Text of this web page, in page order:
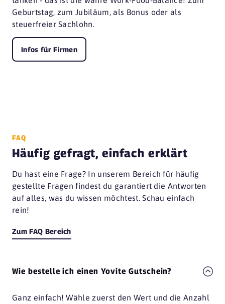
Geburtstag, zum Jubiläum, als Bonus oder als
steuerfreier Sachlohn.
Infos für Firmen
FAQ
Häufig gefragt, einfach erklärt
Du hast eine Frage? In unserem Bereich für häufig
gestellte Fragen findest du garantiert die Antworten
auf alles, was du wissen möchtest. Schau einfach
rein!
Zum FAQ Bereich
Wie bestelle ich einen Yovite Gutschein?
Ganz einfach! Wähle zuerst den Wert und die Anzahl